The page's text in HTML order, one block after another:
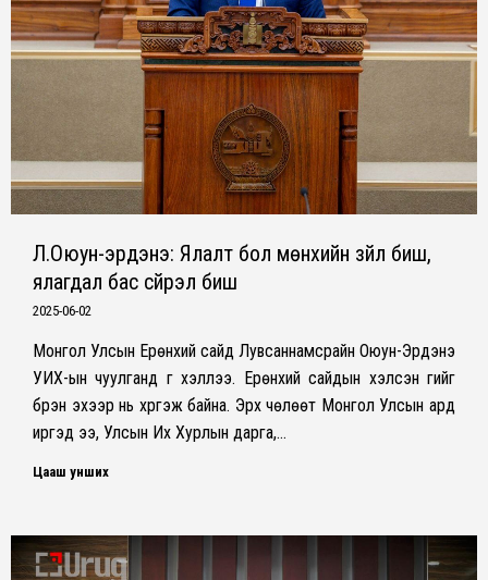
Л.Оюун-эрдэнэ: Ялалт бол мөнхийн зүйл биш,
ялагдал бас сүйрэл биш
2025-06-02
Монгол Улсын Ерөнхий сайд Лувсаннамсрайн Оюун-Эрдэнэ
УИХ-ын чуулганд үг хэллээ. Ерөнхий сайдын хэлсэн үгийг
бүрэн эхээр нь хүргэж байна. Эрх чөлөөт Монгол Улсын ард
иргэд ээ, Улсын Их Хурлын дарга,…
Цааш унших